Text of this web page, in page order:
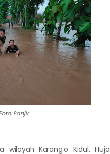
Foto: Banjir
wilayah Karanglo Kidul.